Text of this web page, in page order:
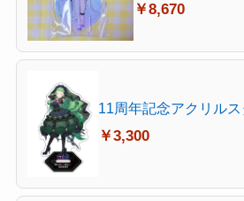
￥8,670
11周年記念アクリル
￥3,300